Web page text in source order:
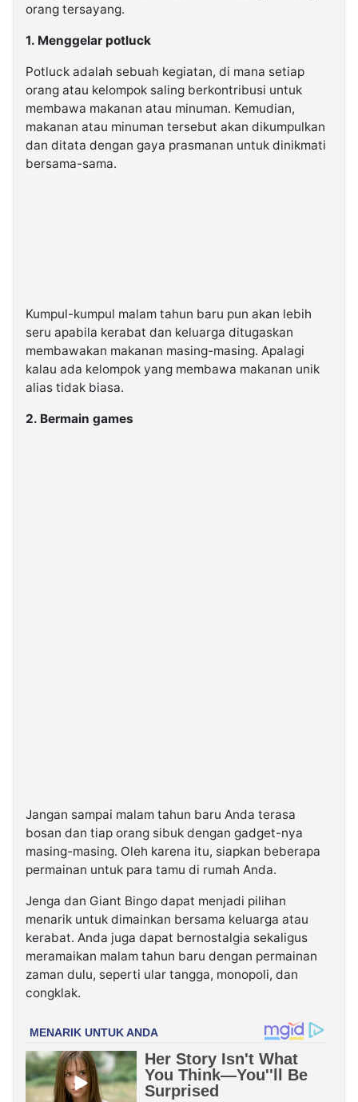
orang tersayang.
1. Menggelar potluck
Potluck adalah sebuah kegiatan, di mana setiap
orang atau kelompok saling berkontribusi untuk
membawa makanan atau minuman. Kemudian,
makanan atau minuman tersebut akan dikumpulkan
dan ditata dengan gaya prasmanan untuk dinikmati
bersama-sama.
Kumpul-kumpul malam tahun baru pun akan lebih
seru apabila kerabat dan keluarga ditugaskan
membawakan makanan masing-masing. Apalagi
kalau ada kelompok yang membawa makanan unik
alias tidak biasa.
2. Bermain games
Jangan sampai malam tahun baru Anda terasa
bosan dan tiap orang sibuk dengan gadget-nya
masing-masing. Oleh karena itu, siapkan beberapa
permainan untuk para tamu di rumah Anda.
Jenga dan Giant Bingo dapat menjadi pilihan
menarik untuk dimainkan bersama keluarga atau
kerabat. Anda juga dapat bernostalgia sekaligus
meramaikan malam tahun baru dengan permainan
zaman dulu, seperti ular tangga, monopoli, dan
congklak.